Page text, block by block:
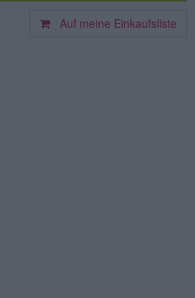
Auf meine Einkaufsliste